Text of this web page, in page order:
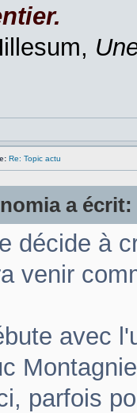
Re: Topic actu
a écrit:
décide à
venir
avec
parfois